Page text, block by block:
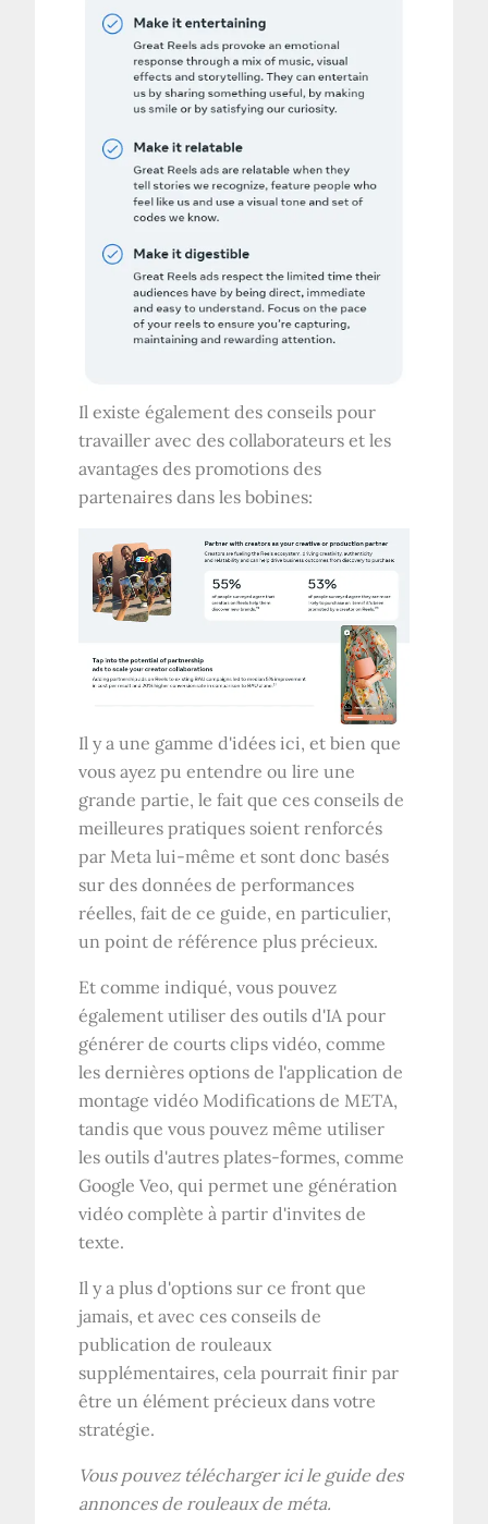
Il existe également des conseils pour
travailler avec des collaborateurs et les
avantages des promotions des
partenaires dans les bobines:
Il y a une gamme d'idées ici, et bien que
vous ayez pu entendre ou lire une
grande partie, le fait que ces conseils de
meilleures pratiques soient renforcés
par Meta lui-même et sont donc basés
sur des données de performances
réelles, fait de ce guide, en particulier,
un point de référence plus précieux.
Et comme indiqué, vous pouvez
également utiliser des outils d'IA pour
générer de courts clips vidéo, comme
les dernières options de l'application de
montage vidéo Modifications de META,
tandis que vous pouvez même utiliser
les outils d'autres plates-formes, comme
Google Veo, qui permet une génération
vidéo complète à partir d'invites de
texte.
Il y a plus d'options sur ce front que
jamais, et avec ces conseils de
publication de rouleaux
supplémentaires, cela pourrait finir par
être un élément précieux dans votre
stratégie.
Vous pouvez télécharger ici le guide des
annonces de rouleaux de méta.